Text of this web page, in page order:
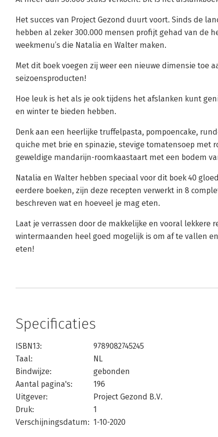
Het succes van Project Gezond duurt voort. Sinds de
hebben al zeker 300.000 mensen profijt gehad van de
weekmenu’s die Natalia en Walter maken.
Met dit boek voegen zij weer een nieuwe dimensie toe
seizoensproducten!
Hoe leuk is het als je ook tijdens het afslanken kunt
en winter te bieden hebben.
Denk aan een heerlijke truffelpasta, pompoencake,
quiche met brie en spinazie, stevige tomatensoep met
geweldige mandarijn-roomkaastaart met een bodem
Natalia en Walter hebben speciaal voor dit boek 40
eerdere boeken, zijn deze recepten verwerkt in 8
beschreven wat en hoeveel je mag eten.
Laat je verrassen door de makkelijke en vooral lekkere
wintermaanden heel goed mogelijk is om af te vallen
eten!
Specificaties
ISBN13:
9789082745245
Taal:
NL
Bindwijze:
gebonden
Aantal pagina's:
196
Uitgever:
Project Gezond B.V.
Druk:
1
Verschijningsdatum: 1-10-2020